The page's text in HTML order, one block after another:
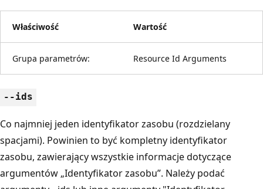
Właściwość Wartość
Grupa parametrów: Resource Id Arguments
--ids
Co najmniej jeden identyfikator zasobu (rozdzielany
spacjami). Powinien to być kompletny identyfikator
zasobu, zawierający wszystkie informacje dotyczące
argumentów „Identyfikator zasobu”. Należy podać